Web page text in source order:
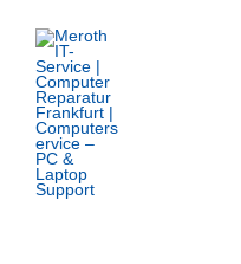
Inhalt
springen